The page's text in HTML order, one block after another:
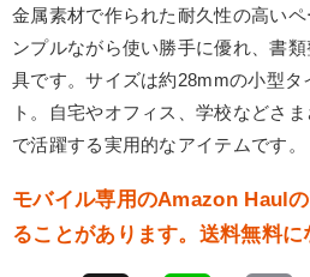
金属素材で作られた耐久性の高い
ンプルながら使い勝手に優れ、書
具です。サイズは約28mmの小型タ
ト。自宅やオフィス、学校などさ
で活躍する実用的なアイテムです。
モバイル専用のAmazon Haul
ることがあります。送料無料に